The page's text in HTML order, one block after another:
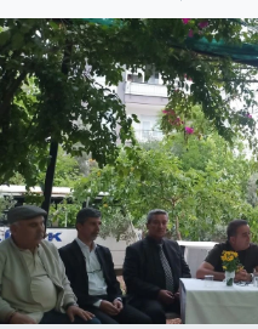
Görüntülü Haber
Güncel
Kültür & Sanat
Magazin
Resmi İlan
Haber Arşivi